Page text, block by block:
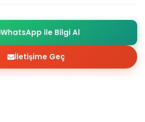
WhatsApp ile Bilgi Al
İletişime Geç